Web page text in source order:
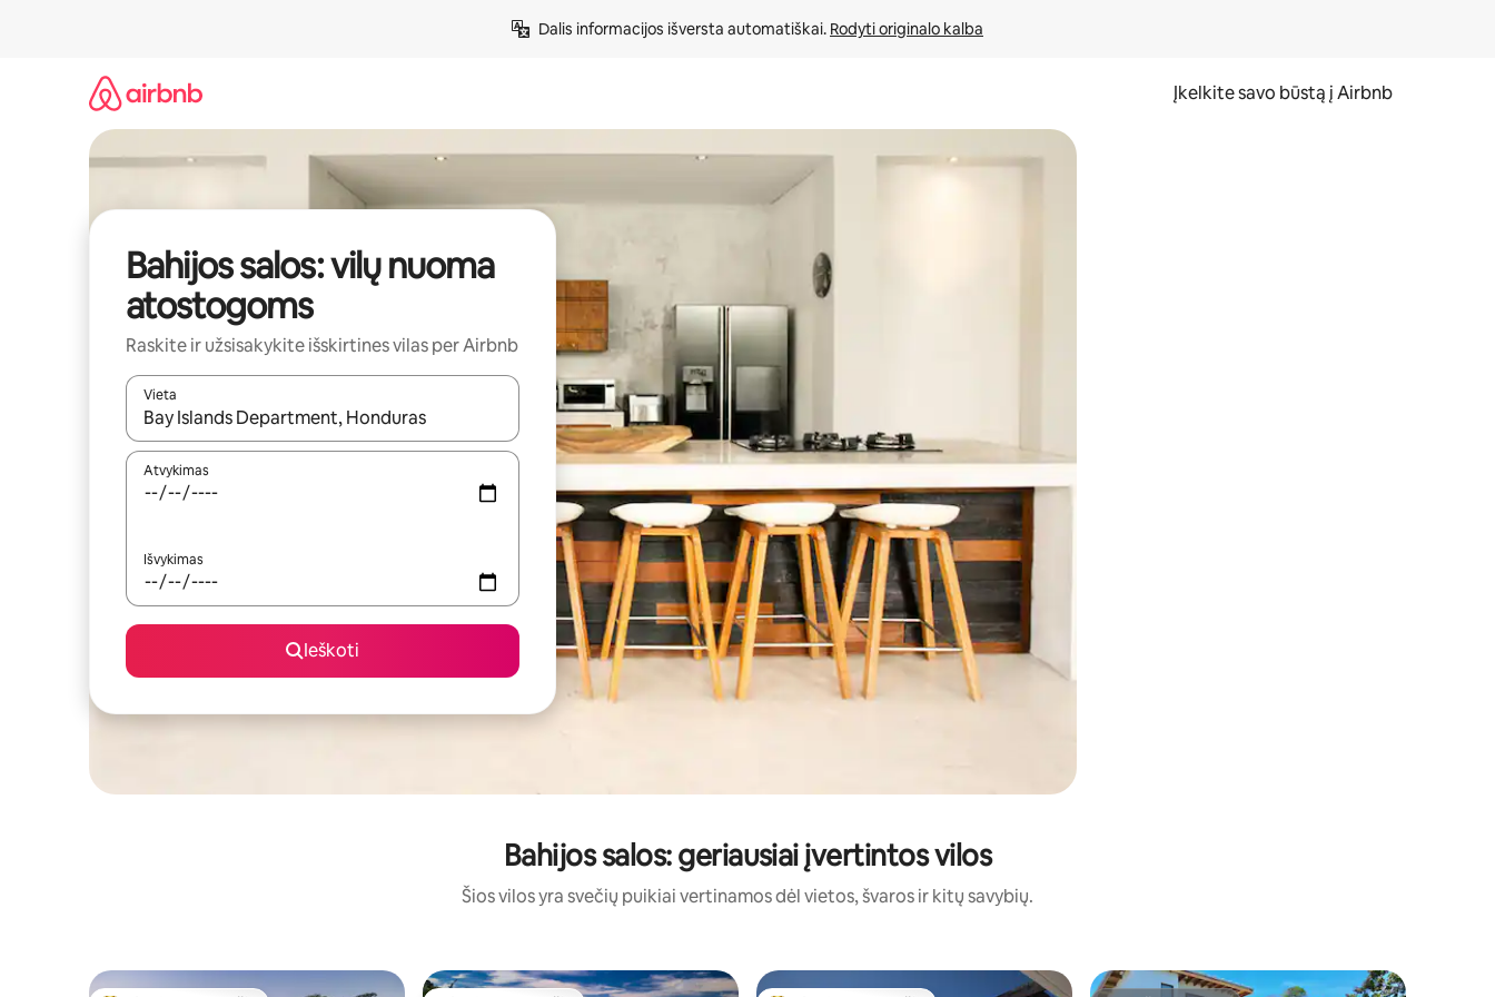
Dalis informacijos išversta automatiškai. Rodyti originalo kalba
Įkelkite savo būstą į Airbnb
Bahijos salos: vilų nuoma
atostogoms
Raskite ir užsisakykite išskirtines vilas per Airbnb
Vieta
Kai pasirodys paieškos rezultatai, juos naršyti galite naudodami rodykles aukštyn ir žemyn arba liesdami ir braukdami per ekraną.
Atvykimas
Išvykimas
Ieškoti
Bahijos salos: geriausiai įvertintos vilos
Šios vilos yra svečių puikiai vertinamos dėl vietos, švaros ir kitų savybių.